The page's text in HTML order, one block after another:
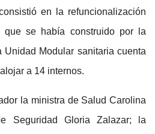
en la refuncionalización
que se había construido por la
Unidad Modular sanitaria cuenta
a 14 internos.
la ministra de Salud Carolina
Seguridad Gloria Zalazar; la